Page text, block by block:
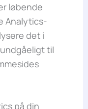
løbende
Analytics-
det i
til
på din